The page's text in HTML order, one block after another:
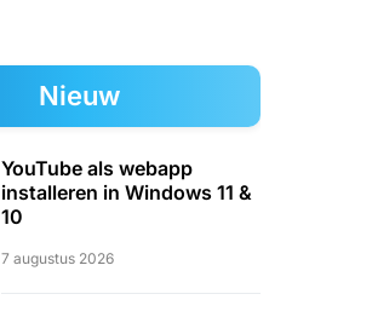
Nieuw
YouTube als webapp
installeren in Windows 11 &
10
7 augustus 2026